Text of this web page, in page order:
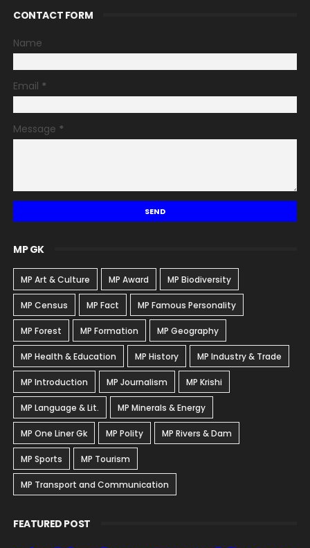
CONTACT FORM
Name
Email *
Message *
MP GK
MP Art & Culture MP Award MP Biodiversity
MP Census MP Fact MP Famous Personality
MP Forest MP Formation MP Geography
MP Health & Education MP History MP Industry & Trade
MP Introduction MP Journalism MP Krishi
MP Language & Lit. MP Minerals & Energy
MP One Liner Gk MP Polity MP Rivers & Dam
MP Sports MP Tourism
MP Transport and Communication
FEATURED POST